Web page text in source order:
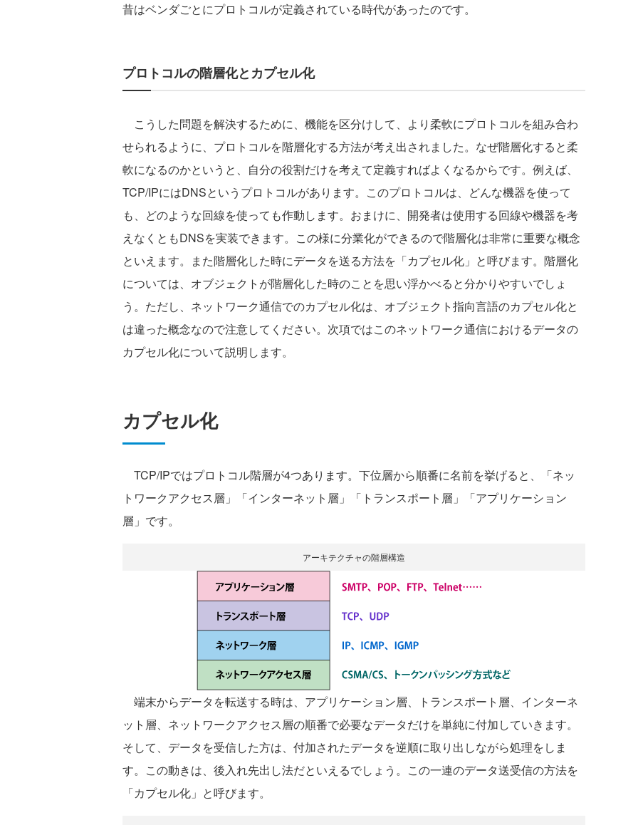
昔はベンダごとにプロトコルが定義されている時代があったのです。
プロトコルの階層化とカプセル化
こうした問題を解決するために、機能を区分けして、より柔軟にプロトコルを組み合わ
せられるように、プロトコルを階層化する方法が考え出されました。なぜ階層化すると柔
軟になるのかというと、自分の役割だけを考えて定義すればよくなるからです。例えば、
TCP/IPにはDNSというプロトコルがあります。このプロトコルは、どんな機器を使って
も、どのような回線を使っても作動します。おまけに、開発者は使用する回線や機器を考
えなくともDNSを実装できます。この様に分業化ができるので階層化は非常に重要な概念
といえます。また階層化した時にデータを送る方法を「カプセル化」と呼びます。階層化
については、オブジェクトが階層化した時のことを思い浮かべると分かりやすいでしょ
う。ただし、ネットワーク通信でのカプセル化は、オブジェクト指向言語のカプセル化と
は違った概念なので注意してください。次項ではこのネットワーク通信におけるデータの
カプセル化について説明します。
カプセル化
TCP/IPではプロトコル階層が4つあります。下位層から順番に名前を挙げると、「ネッ
トワークアクセス層」「インターネット層」「トランスポート層」「アプリケーション
層」です。
アーキテクチャの階層構造
端末からデータを転送する時は、アプリケーション層、トランスポート層、インターネ
ット層、ネットワークアクセス層の順番で必要なデータだけを単純に付加していきます。
そして、データを受信した方は、付加されたデータを逆順に取り出しながら処理をしま
す。この動きは、後入れ先出し法だといえるでしょう。この一連のデータ送受信の方法を
「カプセル化」と呼びます。